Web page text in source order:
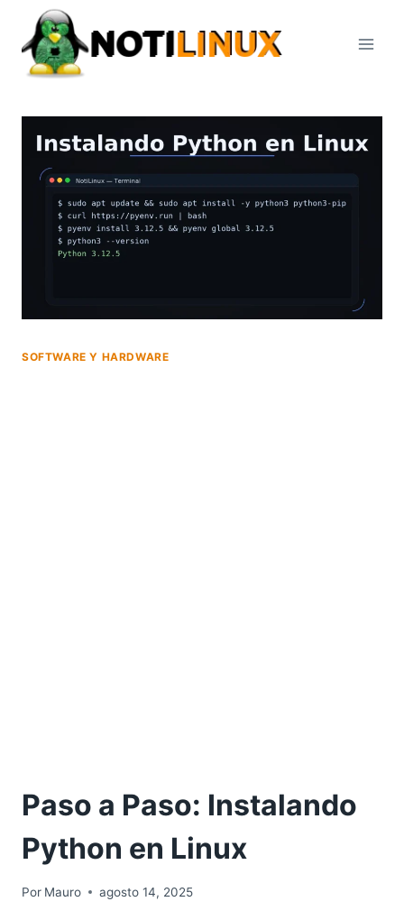
Saltar
contenido
SOFTWARE Y HARDWARE
Paso a Paso: Instalando
Python en Linux
Por Mauro agosto 14, 2025